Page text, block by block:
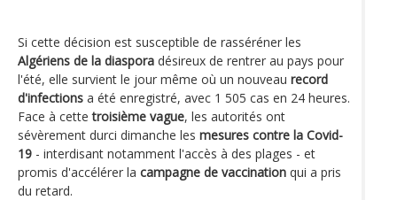
Si cette décision est susceptible de rasséréner les
Algériens de la diaspora désireux de rentrer au pays pour
l'été, elle survient le jour même où un nouveau record
d'infections a été enregistré, avec 1 505 cas en 24 heures.
Face à cettetroisième vague, les autorités ont
sévèrement durci dimanche les mesures contre la Covid-
19 - interdisant notamment l'accès à des plages - et
promis d'accélérer la campagne de vaccination qui a pris
du retard.